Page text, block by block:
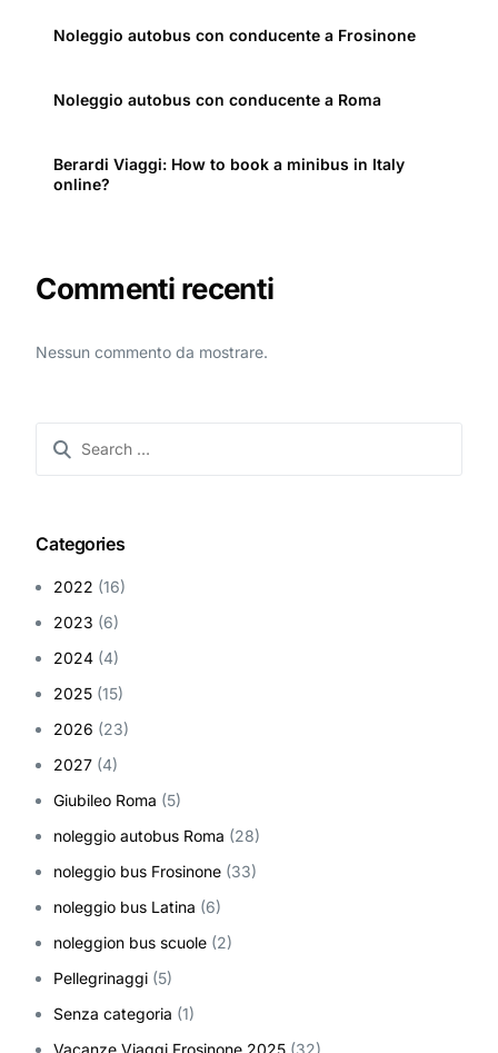
Noleggio autobus con conducente a Frosinone
Noleggio autobus con conducente a Roma
Berardi Viaggi: How to book a minibus in Italy
online?
Commenti recenti
Nessun commento da mostrare.
Categories
2022 (16)
2023 (6)
2024 (4)
2025 (15)
2026 (23)
2027 (4)
Giubileo Roma (5)
noleggio autobus Roma (28)
noleggio bus Frosinone (33)
noleggio bus Latina (6)
noleggion bus scuole (2)
Pellegrinaggi (5)
Senza categoria (1)